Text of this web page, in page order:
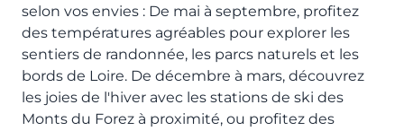
selon vos envies : De mai à septembre, profitez
des températures agréables pour explorer les
sentiers de randonnée, les parcs naturels et les
bords de Loire. De décembre à mars, découvrez
les joies de l'hiver avec les stations de ski des
Monts du Forez à proximité, ou profitez des